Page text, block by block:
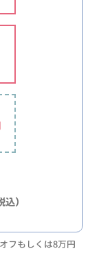
込）
フもしくは8万円